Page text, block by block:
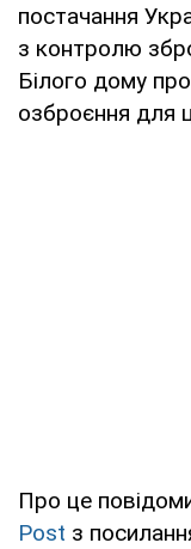
постачання
з контролю
Білого дому
озброєння для
Про це
Post з